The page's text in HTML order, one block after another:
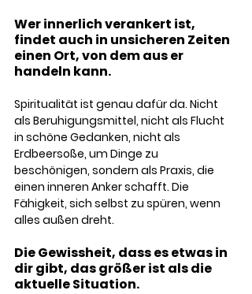
Wer innerlich verankert ist,
findet auch in unsicheren Zeiten
einen Ort, von dem aus er
handeln kann.
Spiritualität ist genau dafür da. Nicht
als Beruhigungsmittel, nicht als Flucht
in schöne Gedanken, nicht als
Erdbeersoße, um Dinge zu
beschönigen, sondern als Praxis, die
einen inneren Anker schafft. Die
Fähigkeit, sich selbst zu spüren, wenn
alles außen dreht.
Die Gewissheit, dass es etwas in
dir gibt, das größer ist als die
aktuelle Situation.